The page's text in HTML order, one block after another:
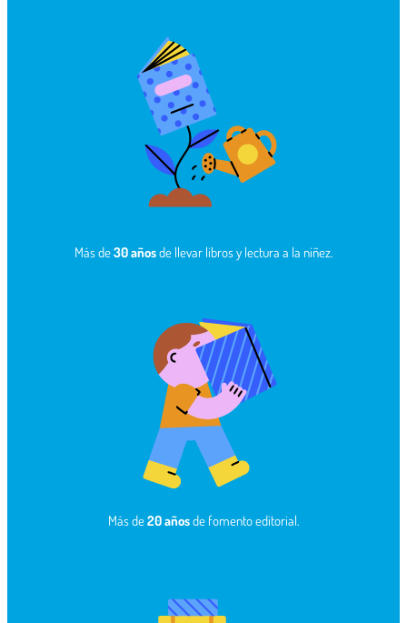
Más de30 añosde llevar libros y lectura a la niñez.
Más de20 añosde fomento editorial.